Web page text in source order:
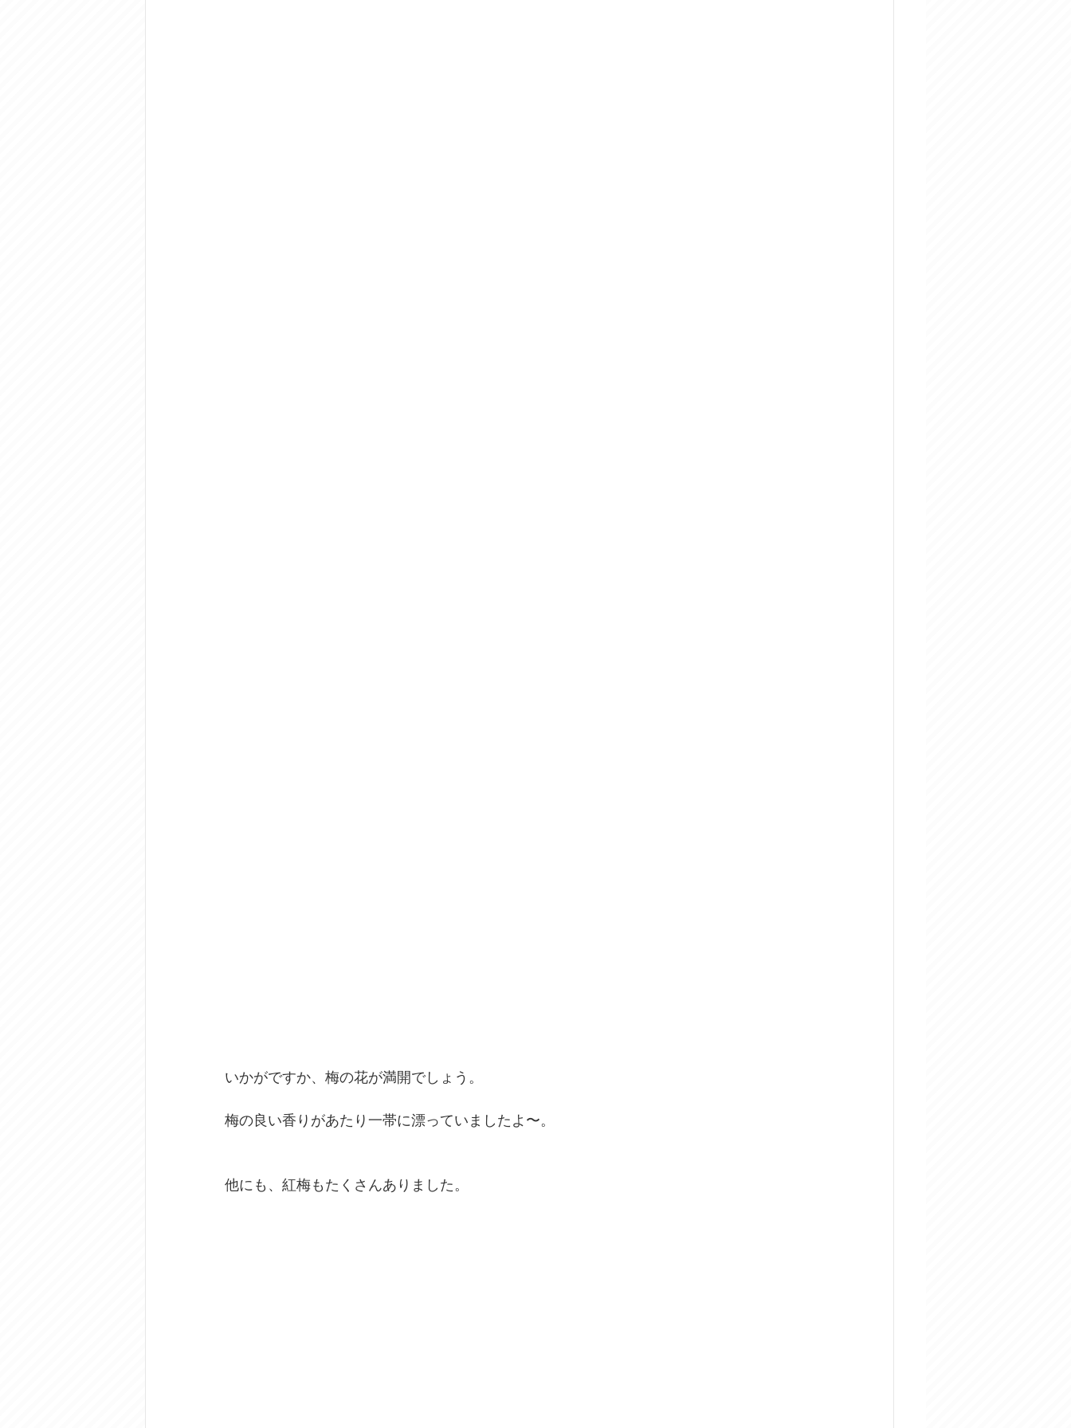
いかがですか、梅の花が満開でしょう。
梅の良い香りがあたり一帯に漂っていましたよ〜。
他にも、紅梅もたくさんありました。